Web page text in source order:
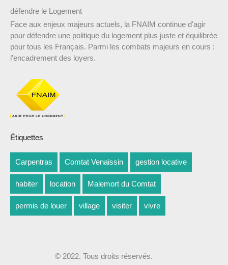
défendre le Logement
Face aux enjeux majeurs actuels, la FNAIM continue d'agir
pour défendre une politique du logement plus juste et équilibrée
pour tous les Français. Parmi les combats majeurs en cours :
l’encadrement des loyers.
Étiquettes
Carpentras Comtat Venaissin gestion locative
habiter location Malemort du Comtat
permis de louer village visiter vivre
© 2022. Tous droits réservés.